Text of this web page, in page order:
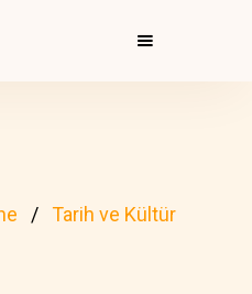
Tarih ve Kültür